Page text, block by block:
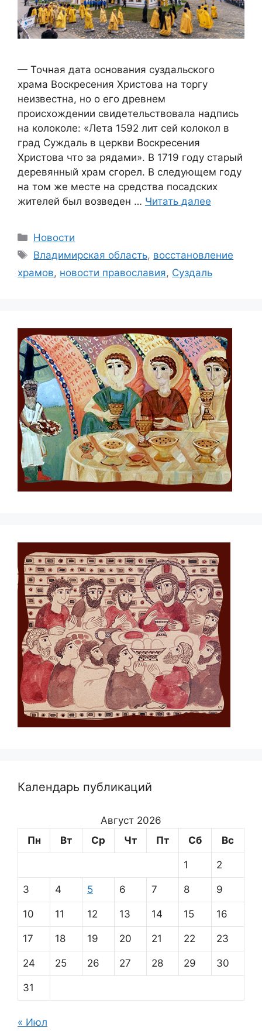
— Точная дата основания суздальского
храма Воскресения Христова на торгу
неизвестна, но о его древнем
происхождении свидетельствовала надпись
на колоколе: «Лета 1592 лит сей колокол в
град Суждаль в церкви Воскресения
Христова что за рядами». В 1719 году старый
деревянный храм сгорел. В следующем году
на том же месте на средства посадских
жителей был возведен … Читать далее
Рубрики
Новости
Метки
Владимирская область, восстановление
храмов, новости православия, Суздаль
Календарь публикаций
Август 2026
Пн
Вт Ср Чт Пт Сб Вс
1 2
3 4 5 6 7 8 9
10 11 12 13 14 15 16
17 18 19 20 21 22 23
24 25 26 27 28 29 30
31
« Июл